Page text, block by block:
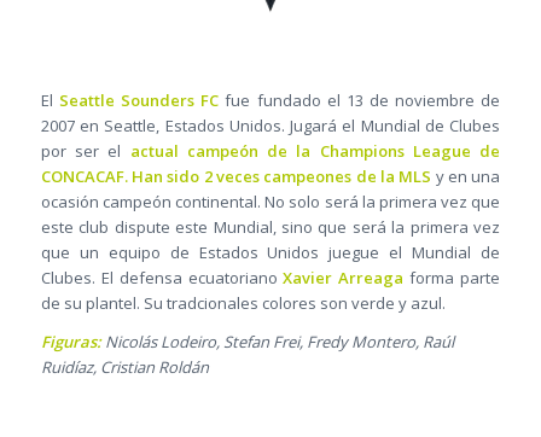
El Seattle Sounders FC fue fundado el 13 de noviembre de
2007 en Seattle, Estados Unidos. Jugará el Mundial de Clubes
por ser el actual campeón de la Champions League de
CONCACAF. Han sido 2 veces campeones de la MLS y en una
ocasión campeón continental. No solo será la primera vez que
este club dispute este Mundial, sino que será la primera vez
que un equipo de Estados Unidos juegue el Mundial de
Clubes. El defensa ecuatoriano Xavier Arreaga forma parte
de su plantel. Su tradcionales colores son verde y azul.
Figuras:Nicolás Lodeiro, Stefan Frei, Fredy Montero, Raúl
Ruidíaz, Cristian Roldán